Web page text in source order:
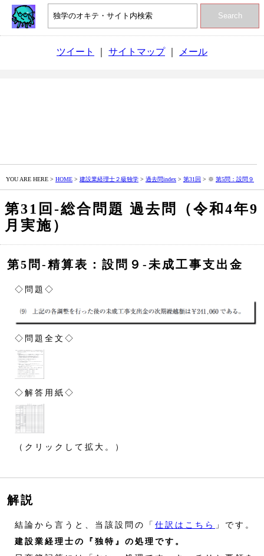
Search
ツイート サイトマップ｜ メール
YOU ARE HERE > HOME > 建設業経理士２級独学 > 過去問index > 第31回 > ※ 第5問：設問９
第31回‐総合問題 過去問（令和4年9
月実施）
第5問‐精算表：設問９‐未成工事支出金
◇問題◇
◇問題全文◇
◇解答用紙◇
（クリックして拡大。）
解説
結論から言うと、当該設問の「 仕訳はこちら
」です。
建設業経理士の『独特』の処理です。